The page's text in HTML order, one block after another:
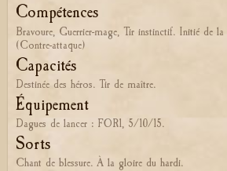
Compétences
Bravoure, Guerrier-mage, Tir instinctif. Initié de
(Contre-attaque)
Capacités
Destinée des héros. Tir de maître.
Équipement
Dagues de lancer : FOR1, 5/10/15.
Sorts
Chant de blessure. À la gloire du hardi.